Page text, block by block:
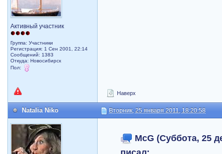
Активный участник
Группа: Участники
Регистрация: 1 Сен 2001, 22:14
Сообщений: 1383
Откуда: Новосибирск
Пол:
Наверх
Natalia Niko Вторник, 25 января 2011, 18:20:58
McG (Суббота, 25